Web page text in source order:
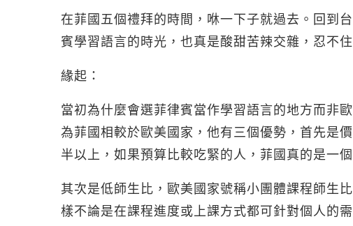
在菲國五個禮拜的時間，咻一下子就過去。回到
賓學習語言的時光，也真是酸甜苦辣交雜，忍不
緣起：
當初為什麼會選菲律賓當作學習語言的地方而非
為菲國相較於歐美國家，他有三個優勢，首先是
半以上，如果預算比較吃緊的人，菲國真的是一
其次是低師生比，歐美國家號稱小團體課程師生
樣不論是在課程進度或上課方式都可針對個人的